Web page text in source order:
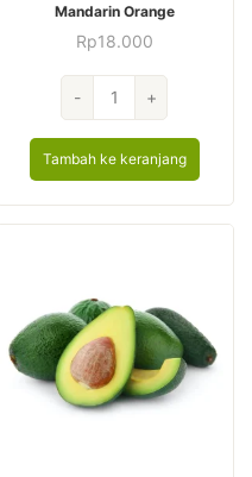
Mandarin Orange
Rp18.000
-
Kuantitas
Mandarin
Orange
+
Tambah ke keranjang